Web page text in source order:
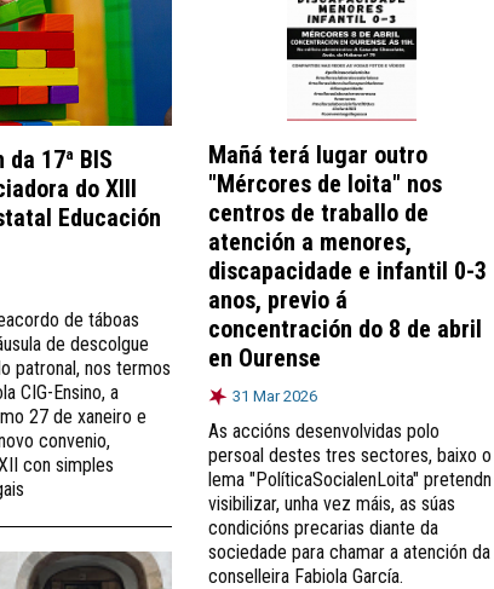
Mañá terá lugar outro
"Mércores de loita" nos
centros de traballo de
atención a menores,
discapacidade e infantil 0-3
anos, previo á
concentración do 8 de abril
en Ourense
31 Mar 2026
As accións desenvolvidas polo
persoal destes tres sectores, baixo o
lema "PolíticaSocialenLoita" pretendn
visibilizar, unha vez máis, as súas
condicións precarias diante da
sociedade para chamar a atención da
conselleira Fabiola García.
17ª BIS
do XIII
Educación
de táboas
de descolgue
patronal, nos termos
CIG-Ensino, a
27 de xaneiro e
convenio,
con simples